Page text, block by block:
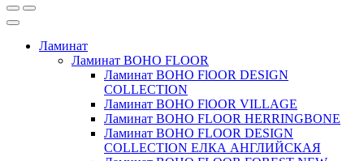
Ламинат
Ламинат BOHO FLOOR
Ламинат BOHO FlOOR DESIGN
COLLECTION
Ламинат BOHO FlOOR VILLAGE
Ламинат BOHO FLOOR HERRINGBONE
Ламинат BOHO FLOOR DESIGN
COLLECTION ЕЛКА АНГЛИЙСКАЯ